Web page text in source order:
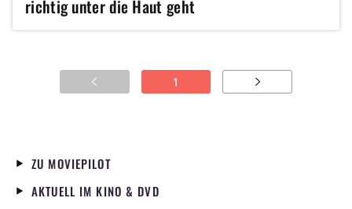
richtig unter die Haut geht
1
ZU MOVIEPILOT
AKTUELL IM KINO & DVD